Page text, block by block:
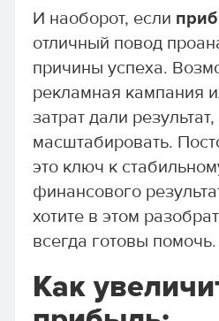
И наоборот, если
отличный повод
причины успеха.
рекламная кампания
затрат дали
масштабировать.
это ключ к
финансового
хотите в этом
всегда готовы помочь.
Как